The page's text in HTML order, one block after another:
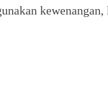
kewenangan,